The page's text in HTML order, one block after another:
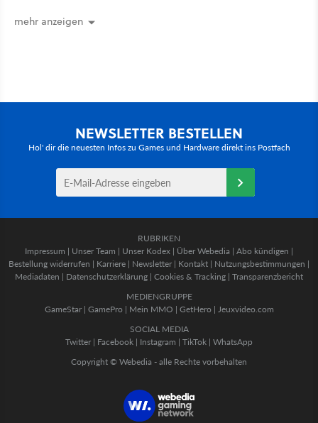
mehr anzeigen
NEWSLETTER BESTELLEN
Hol' dir die neuesten Infos zu Games und Hardware direkt ins Postfach
RUBRIKEN
Impressum | Unser Team | Unser Kodex | Über Webedia | Abo kündigen |
Bestellung widerrufen | Karriere | Newsletter | Kontakt | Nutzungsbestimmungen |
Mediadaten | Datenschutzerklärung | Cookies & Tracking | Transparenzbericht
MEDIENGRUPPE
GameStar| GamePro | Mein MMO | GetHero | Jeuxvideo.com
SOCIAL MEDIA
Twitter | Facebook | Instagram | TikTok | WhatsApp
Copyright © Webedia - alle Rechte vorbehalten